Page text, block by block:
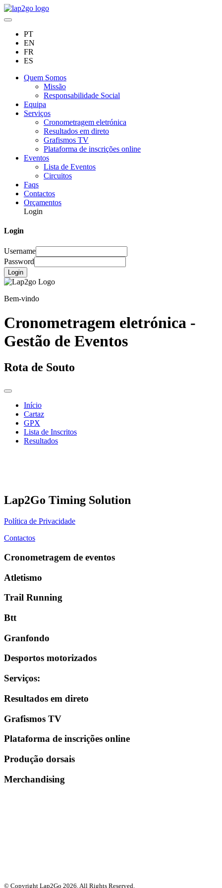
PT
EN
FR
ES
Quem Somos
Missão
Responsabilidade Social
Equipa
Serviços
Cronometragem eletrónica
Resultados em direto
Grafismos TV
Plataforma de inscrições online
Eventos
Lista de Eventos
Circuitos
Faqs
Contactos
Orçamentos
Login
Login
Username
Password
Login
Bem-vindo
Cronometragem eletrónica -
Gestão de Eventos
Rota de Souto
Início
Cartaz
GPX
Lista de Inscritos
Resultados
Lap2Go Timing Solution
Política de Privacidade
Contactos
Cronometragem de eventos
Atletismo
Trail Running
Btt
Granfondo
Desportos motorizados
Serviços:
Resultados em direto
Grafismos TV
Plataforma de inscrições online
Produção dorsais
Merchandising
© Copyright Lap2Go 2026. All Rights Reserved.